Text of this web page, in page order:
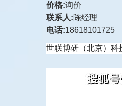
价格:询价
联系人:陈经理
电话:18618101725
世联博研（北京）科